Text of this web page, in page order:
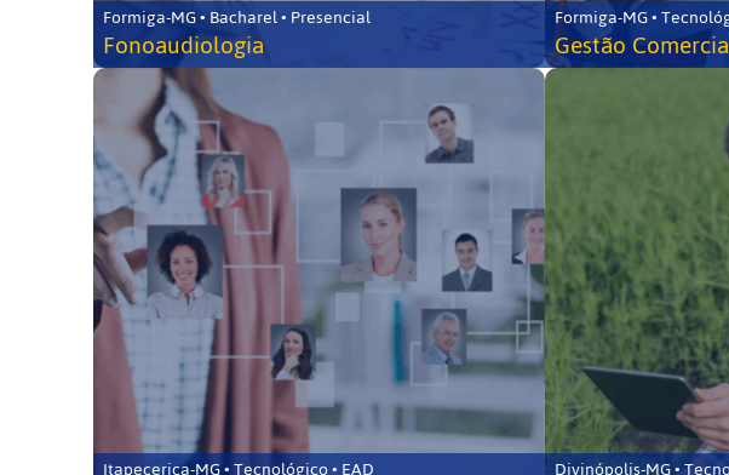
Formiga-MG • Bacharel • Presencial
Fonoaudiologia
Formiga-MG •
Gestão